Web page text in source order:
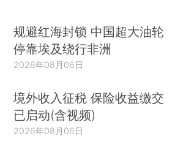
规避红海封锁 中国超大油轮
停靠埃及绕行非洲
2026年08月06日
境外收入征税 保险收益缴交
已启动(含视频)
2026年08月06日